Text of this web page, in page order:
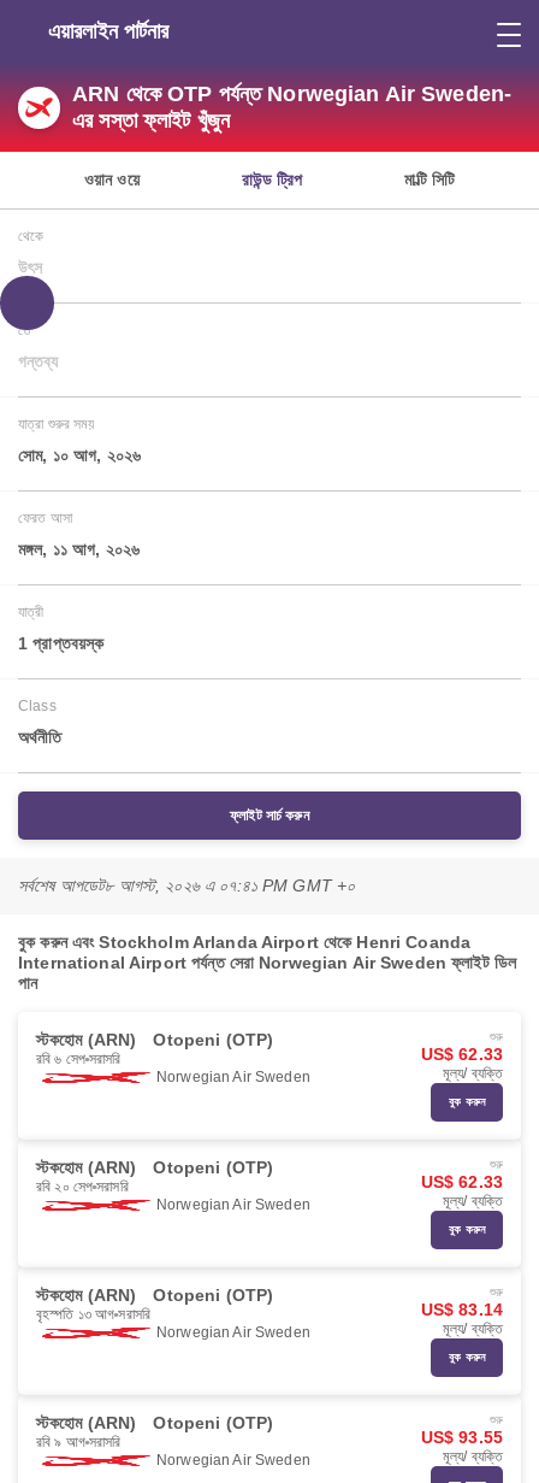
এয়ারলাইন পার্টনার
ARN থেকে OTP পর্যন্ত Norwegian Air Sweden-
এর সস্তা ফ্লাইট খুঁজুন
ওয়ান ওয়ে রাউন্ড ট্রিপ মাল্টি সিটি
থেকে
উৎস
তে
গন্তব্য
যাত্রা শুরুর সময়
সোম, ১০ আগ, ২০২৬
ফেরত আসা
মঙ্গল, ১১ আগ, ২০২৬
যাত্রী
1 প্রাপ্তবয়স্ক
Class
অর্থনীতি
ফ্লাইট সার্চ করুন
সর্বশেষ আপডেট৮ আগস্ট, ২০২৬ এ ০৭:৪১ PM GMT +০
বুক করুন এবং Stockholm Arlanda Airport থেকে Henri Coanda
International Airport পর্যন্ত সেরা Norwegian Air Sweden ফ্লাইট ডিল
পান
স্টকহোম (ARN) Otopeni (OTP)
রবি ৬ সেপ সরাসরি
Norwegian Air Sweden
শুরু
US$ 62.33
মূল্য/ ব্যক্তি
বুক করুন
স্টকহোম (ARN) Otopeni (OTP)
রবি ২০ সেপ সরাসরি
Norwegian Air Sweden
শুরু
US$ 62.33
মূল্য/ ব্যক্তি
বুক করুন
স্টকহোম (ARN) Otopeni (OTP)
বৃহস্পতি ১৩ আগ সরাসরি
Norwegian Air Sweden
শুরু
US$ 83.14
মূল্য/ ব্যক্তি
বুক করুন
স্টকহোম (ARN) Otopeni (OTP)
রবি ৯ আগ সরাসরি
Norwegian Air Sweden
শুরু
US$ 93.55
মূল্য/ ব্যক্তি